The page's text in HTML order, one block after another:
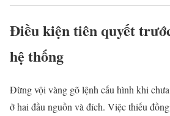
Điều kiện tiên quyết
hệ thống
Đừng vội vàng gõ lệnh cấu hình khi
ở hai đầu nguồn và đích. Việc thiếu